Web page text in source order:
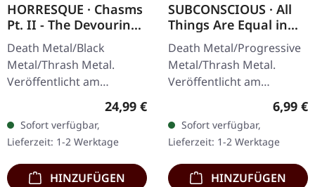
HORRESQUE · Chasms
Pt. II - The Devouring
Exorbitance |
MARBLED LP
Death Metal/Black
Metal/Thrash Metal.
Veröffentlicht am
22.03.2024, auf Supreme
Chaos Records. Exklusives
'Malstrom
Clear/Grün/Schwarz
marmoriertes'…
Regulärer Preis:
24,99 €
Sofort verfügbar,
Lieferzeit: 1-2 Werktage
HINZUFÜGEN
SUBCONSCIOUS · All
Things Are Equal in
Death | CD
Death Metal/Progressive
Metal/Thrash Metal.
Veröffentlicht am
08.08.2008, auf Supreme
Chaos Records. CD im
Jewelcase mit 8-seitigem
Booklet.…
6,99 €
Sofort verfügbar,
Lieferzeit: 1-2 Werktage
HINZUFÜGEN